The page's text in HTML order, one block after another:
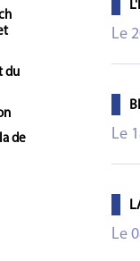
du
de
Le
Le
Le